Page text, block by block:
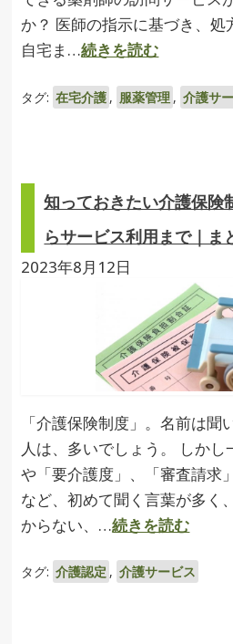
か？ 医師の指示に基づき、
自宅ま…続きを読む
タグ: 在宅介護 , 服薬管理 , 介護サ
知っておきたい介護保険
らサービス利用まで｜ま
2023年8月12日
「介護保険制度」。名前は聞
人は、多いでしょう。 しかし
や「要介護度」、「審査請
など、初めて聞く言葉が多く
からない、…続きを読む
タグ: 介護認定 , 介護サービス